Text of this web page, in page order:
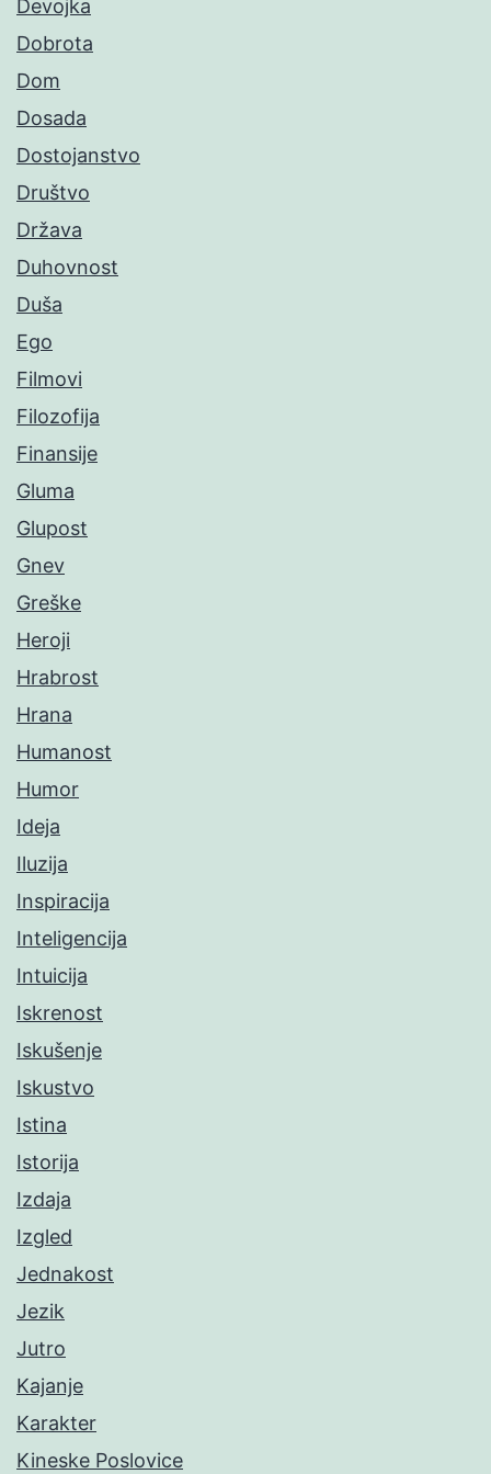
Devojka
Dobrota
Dom
Dosada
Dostojanstvo
Društvo
Država
Duhovnost
Duša
Ego
Filmovi
Filozofija
Finansije
Gluma
Glupost
Gnev
Greške
Heroji
Hrabrost
Hrana
Humanost
Humor
Ideja
Iluzija
Inspiracija
Inteligencija
Intuicija
Iskrenost
Iskušenje
Iskustvo
Istina
Istorija
Izdaja
Izgled
Jednakost
Jezik
Jutro
Kajanje
Karakter
Kineske Poslovice